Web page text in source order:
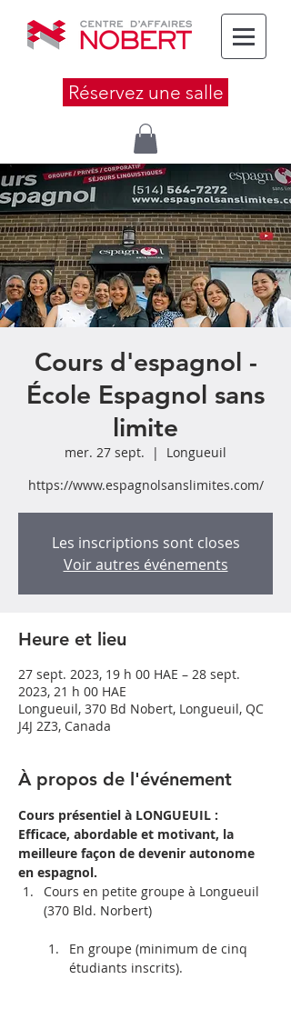
Réservez une salle
Cours d'espagnol -
École Espagnol sans
limite
mer. 27 sept.
  |
Longueuil
https://www.espagnolsanslimites.com/
Les inscriptions sont closes
Voir autres événements
Heure et lieu
27 sept. 2023, 19 h 00 HAE – 28 sept.
2023, 21 h 00 HAE
Longueuil, 370 Bd Nobert, Longueuil, QC
J4J 2Z3, Canada
À propos de l'événement
Cours présentiel à LONGUEUIL :
Efficace, abordable et motivant, la
meilleure façon de devenir autonome
en espagnol.
Cours en petite groupe à Longueuil
(370 Bld. Norbert)
En groupe (minimum de cinq
étudiants inscrits).